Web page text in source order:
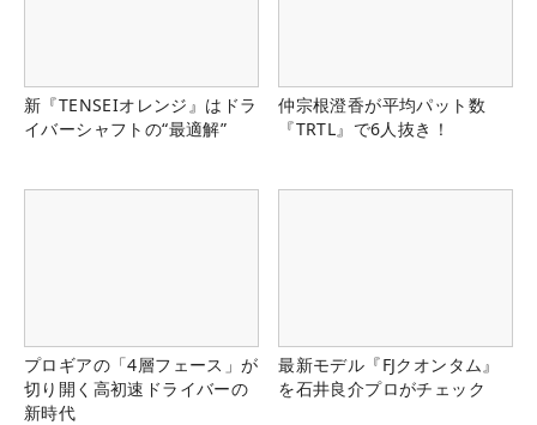
新『TENSEIオレンジ』はドラ
イバーシャフトの“最適解”
仲宗根澄香が平均パット数
『TRTL』で6人抜き！
プロギアの「4層フェース」が
切り開く高初速ドライバーの
新時代
最新モデル『FJクオンタム』
を石井良介プロがチェック